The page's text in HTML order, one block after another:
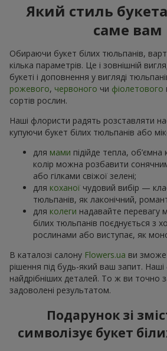
Який стиль
саме вам
Обираючи букет білих тюльпанів,
кілька параметрів. Це і зовнішній
букеті і доповнення у вигляді
рожевого, червоного чи фіолетового
сортів рослин.
Наші флористи радять розставляти
купуючи букет білих тюльпанів або
для мами підійде тепла,
колір можна розбавити
або гілками свіжої зелені;
для коханої чудовий вибір —
тюльпанів, як лаконічний,
для колеги надавайте перевагу
білих тюльпанів поєднується з
рослинами або виступає, як
В каталозі салону Flowers.ua ви
рішення під будь-який ваш запит.
найдрібніших деталей. То ж ви точно
задоволені результатом.
Подарунок зі
символізує букет